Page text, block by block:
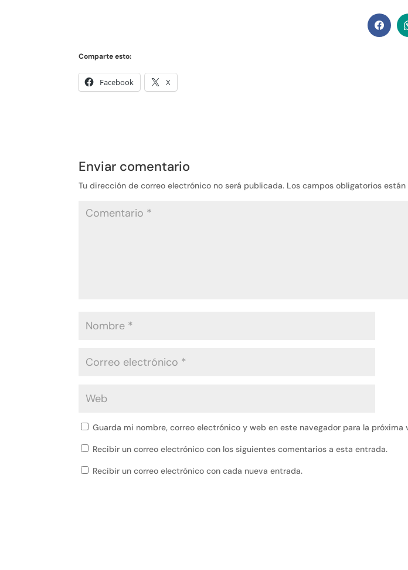
Comparte esto:
Facebook X
Enviar comentario
Tu dirección de correo electrónico no será publicada. Los campos obligatorios
Guarda mi nombre, correo electrónico y web en este navegador para la próxima
Recibir un correo electrónico con los siguientes comentarios a esta entrada.
Recibir un correo electrónico con cada nueva entrada.